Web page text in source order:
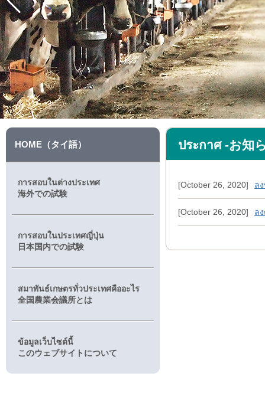
ประกาศ -お知
[October 26, 2020] ล
[October 26, 2020] ล
HOME（タイ語）
การสอบในต่างประเทศ
海外での試験
การสอบในประเทศญี่ปุ่น
日本国内での試験
สมาพันธ์เกษตรทั่วประเทศคืออะไร
全国農業会議所とは
ข้อมูลเว็บไซต์นี้
このウェブサイトについて